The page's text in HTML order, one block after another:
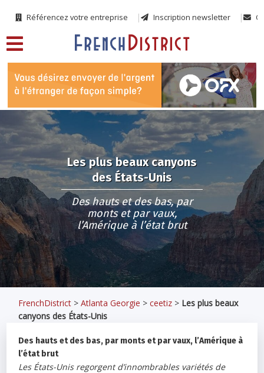
Référencez votre entreprise Inscription newsletter
Les plus beaux canyons
des États-Unis
Des hauts et des bas, par
monts et par vaux,
l’Amérique à l’état brut
FrenchDistrict >Atlanta Georgie >ceetiz > Les plus beaux
canyons des États-Unis
Des hauts et des bas, par monts et par vaux, l’Amérique à
l’état brut
Les États-Unis regorgent d’innombrables variétés de